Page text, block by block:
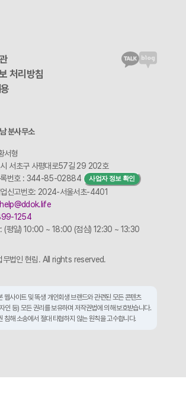
처리방침
분사무소
서형
시 서초구 사평대로57길 29 202호
록번호 : 344-85-02884
사업자 정보 확인
업신고번호: 2024-서울서초-4401
help@ddok.life
1254
: (평일) 10:00 ~ 18:00 (점심) 12:30 ~ 13:30
법인 현림. All rights reserved.
웹사이트 및 똑생 개인회생 브랜드와 관련된 모든 콘텐츠
인 등) 모든 권리를 보유하며 저작권법에 의해 보호받습니다.
침해 소송에서 절대 타협하지 않는 원칙을 고수합니다.